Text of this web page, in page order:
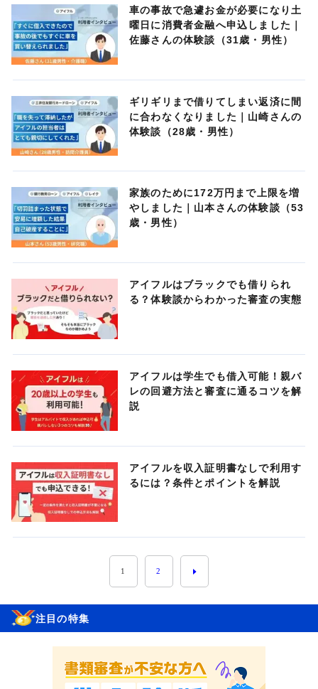
車の事故で急遽お金が必要になり土
曜日に消費者金融へ申込しました｜
佐藤さんの体験談（31歳・男性）
ギリギリまで借りてしまい返済に間
に合わなくなりました｜山崎さんの
体験談（28歳・男性）
家族のために172万円まで上限を増
やしました｜山本さんの体験談（53
歳・男性）
アイフルはブラックでも借りられ
る？体験談からわかった審査の実態
アイフルは学生でも借入可能！親バ
レの回避方法と審査に通るコツを解
説
アイフルを収入証明書なしで利用す
るには？条件とポイントを解説
1 2
注目の特集